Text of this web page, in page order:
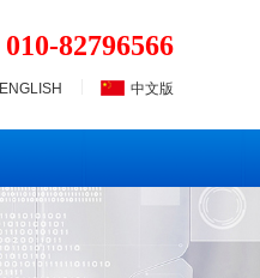
010-82796566
中文版
ENGLISH